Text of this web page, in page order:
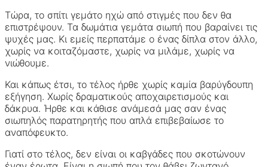
Τώρα, το σπίτι γεμάτο ηχώ από στιγμές που δεν θα
επιστρέψουν. Τα δωμάτια γεμάτα σιωπή που βαραίνει τις
ψυχές μας. Κι εμείς περπατάμε ο ένας δίπλα στον άλλο,
χωρίς να κοιταζόμαστε, χωρίς να μιλάμε, χωρίς να
νιώθουμε.
Και κάπως έτσι, το τέλος ήρθε χωρίς καμία βαρύγδουπη
εξήγηση. Χωρίς δραματικούς αποχαιρετισμούς και
δάκρυα. Ήρθε και κάθισε ανάμεσά μας σαν ένας
σιωπηλός παρατηρητής που απλά επιβεβαίωσε το
αναπόφευκτο.
Γιατί στο τέλος, δεν είναι οι καβγάδες που σκοτώνουν